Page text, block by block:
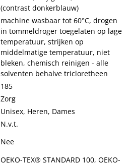
(contrast donkerblauw)
machine wasbaar tot 60°C, drogen
in tommeldroger toegelaten op lage
temperatuur, strijken op
middelmatige temperatuur, niet
bleken, chemisch reinigen - alle
solventen behalve tricloretheen
185
Zorg
Unisex, Heren, Dames
N.v.t.
Nee
OEKO-TEX® STANDARD 100, OEKO-